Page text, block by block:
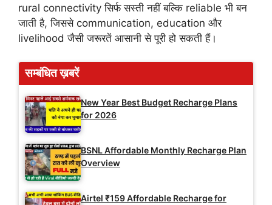
rural connectivity सिर्फ सस्ती नहीं बल्कि reliable भी बन
जाती है, जिससे communication, education और
livelihood जैसी जरूरतें आसानी से पूरी हो सकती हैं।
सम्बंधित ख़बरें
New Year Best Budget Recharge Plans
for 2026
BSNL Affordable Monthly Recharge Plan
Overview
Airtel ₹159 Affordable Recharge for